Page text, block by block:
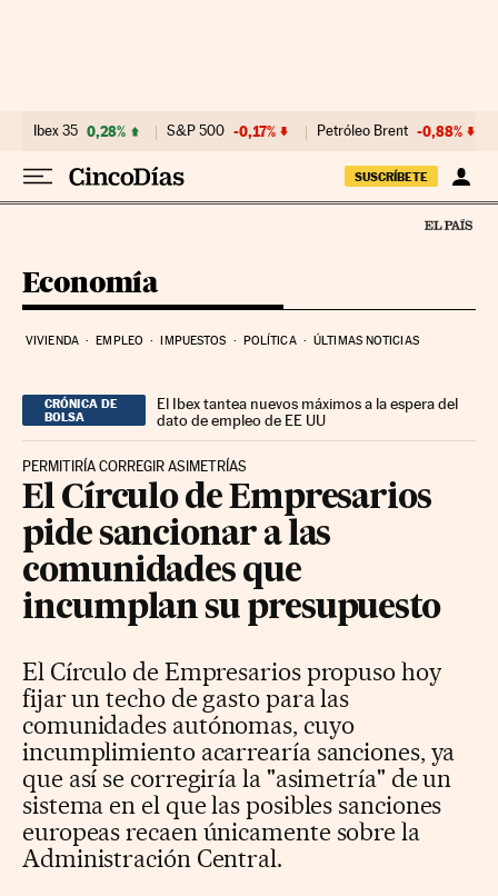
Ibex 35 0,28% S&P 500 -0,17% Petróleo Brent -0,88%
SUSCRÍBETE
Economía
VIVIENDA EMPLEO IMPUESTOS POLÍTICA ÚLTIMAS NOTICIAS
CRÓNICA DE
BOLSA
El Ibex tantea nuevos máximos a la espera del
dato de empleo de EE UU
PERMITIRÍA CORREGIR ASIMETRÍAS
El Círculo de Empresarios
pide sancionar a las
comunidades que
incumplan su presupuesto
El Círculo de Empresarios propuso hoy
fijar un techo de gasto para las
comunidades autónomas, cuyo
incumplimiento acarrearía sanciones, ya
que así se corregiría la "asimetría" de un
sistema en el que las posibles sanciones
europeas recaen únicamente sobre la
Administración Central.